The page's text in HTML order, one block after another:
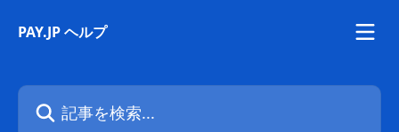
PAY.JP ヘルプ
記事を検索...